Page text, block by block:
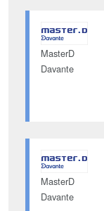
MasterD
Davante
MasterD
Davante